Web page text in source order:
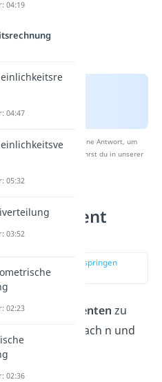
speichern wir deine Antwort, um
Mehr dazu erfährst du in unserer
zur Stelle im Video springen
(01:34)
zu
kannst du einfach n und
stehende
04:19
04:47
05:32
03:52
02:23
02:36